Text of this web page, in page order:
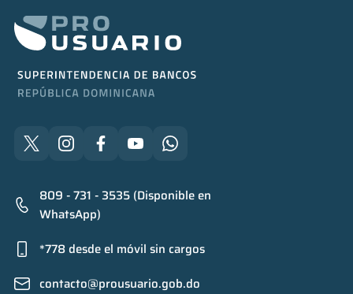
809 - 731 - 3535 (Disponible en
WhatsApp)
*778 desde el móvil sin cargos
contacto@prousuario.gob.do